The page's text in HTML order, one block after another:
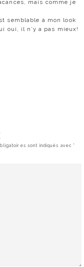
mais comme je
semblable à mon look
oui, il n’y a pas mieux!
sont indiqués avec*